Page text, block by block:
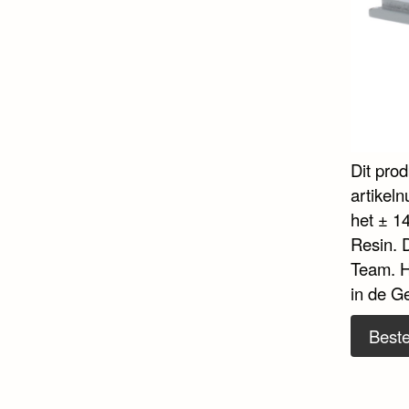
Dit
het ±
Resin.
Team.
in de